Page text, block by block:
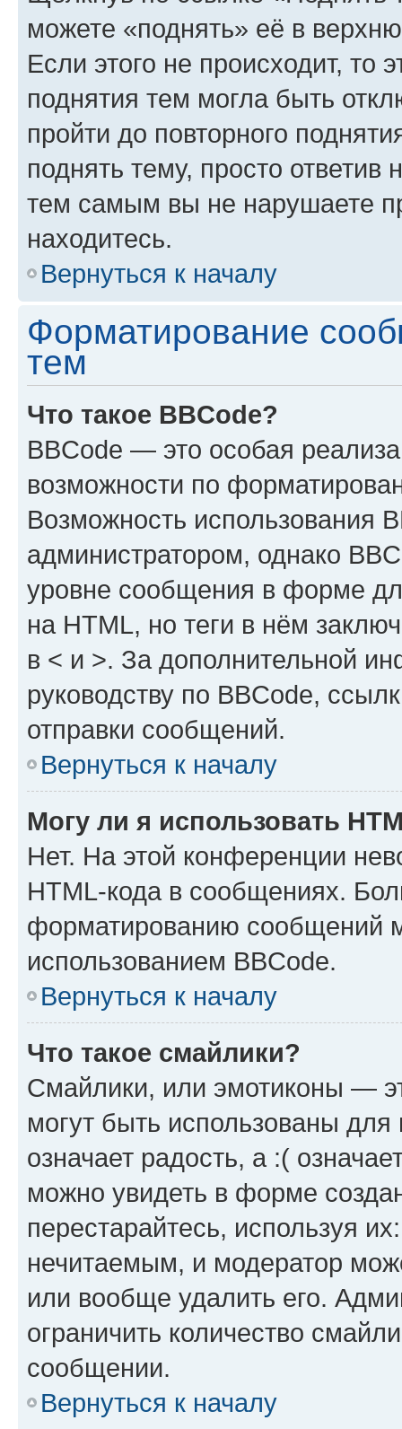
можете «поднять» её в
Если этого не происходит, то
поднятия тем могла быть
пройти до повторного
поднять тему, просто ответив
тем самым вы не нарушаете
находитесь.
Вернуться к началу
Форматирование
тем
Что такое BBCode?
BBCode — это особая
возможности по
Возможность использования
администратором, однако
уровне сообщения в форме
на HTML, но теги в нём
в < и >. За дополнительной
руководству по BBCode,
отправки сообщений.
Вернуться к началу
Могу ли я использовать
Нет. На этой конференции
HTML-кода в сообщениях.
форматированию сообщений
использованием BBCode.
Вернуться к началу
Что такое смайлики?
Смайлики, или эмотиконы —
могут быть использованы
означает радость, а :(
можно увидеть в форме
перестарайтесь, используя
нечитаемым, и модератор
или вообще удалить его.
ограничить количество
сообщении.
Вернуться к началу